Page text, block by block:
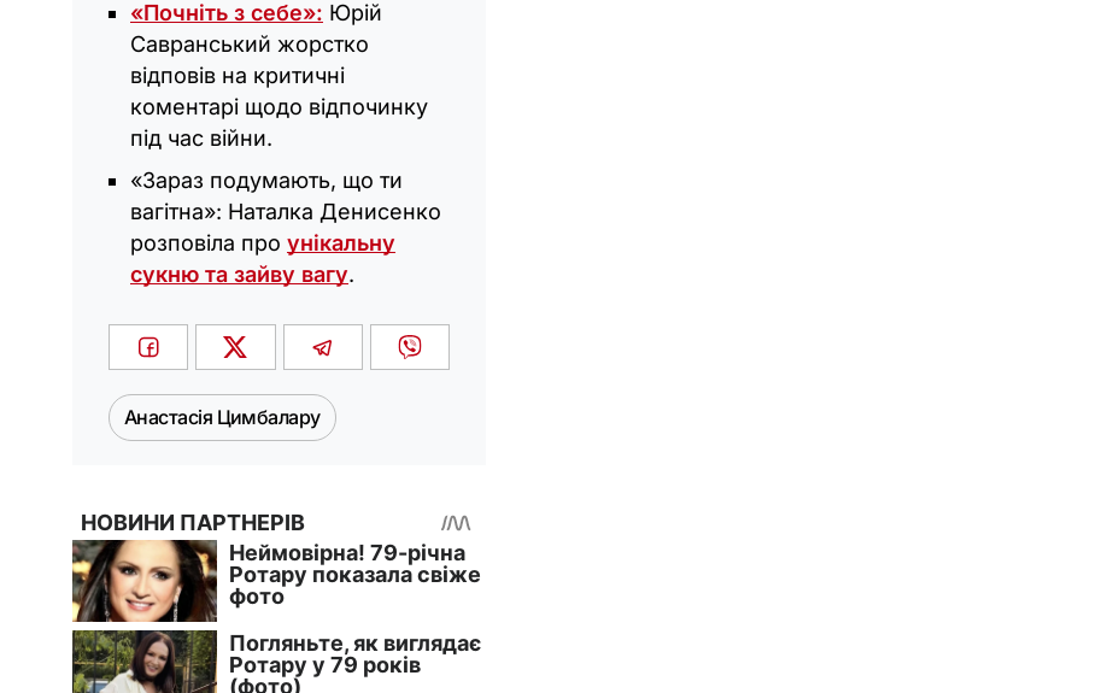
«Почніть з себе»: Юрій
Савранський жорстко
відповів на критичні
коментарі щодо відпочинку
під час війни.
«Зараз подумають, що ти
вагітна»: Наталка Денисенко
розповіла про унікальну
сукню та зайву вагу.
Анастасія Цимбалару